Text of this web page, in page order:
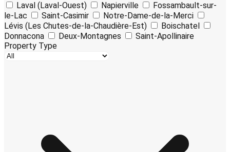
Laval (Laval-Ouest)
Napierville
Fossambault-sur-
le-Lac
Saint-Casimir
Notre-Dame-de-la-Merci
Lévis (Les Chutes-de-la-Chaudière-Est)
Boischatel
Donnacona
Deux-Montagnes
Saint-Apollinaire
Property Type